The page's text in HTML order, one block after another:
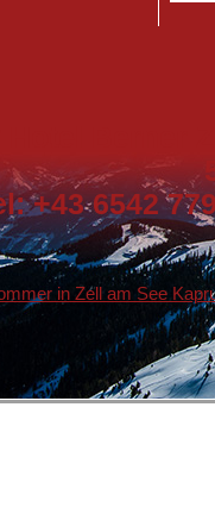
+43 6542
in Zell am See